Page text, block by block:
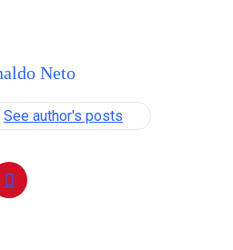
Neto
See author's posts